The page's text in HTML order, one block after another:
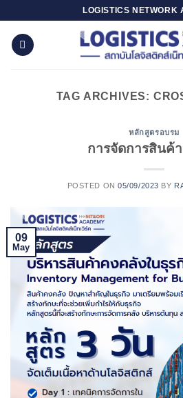
content
LOGISTICS NETWORK
TAG ARCHIVES:
หลักสูตรอบรม
การจัดการสินค้
POSTED ON05/09/2023 BY
09
May